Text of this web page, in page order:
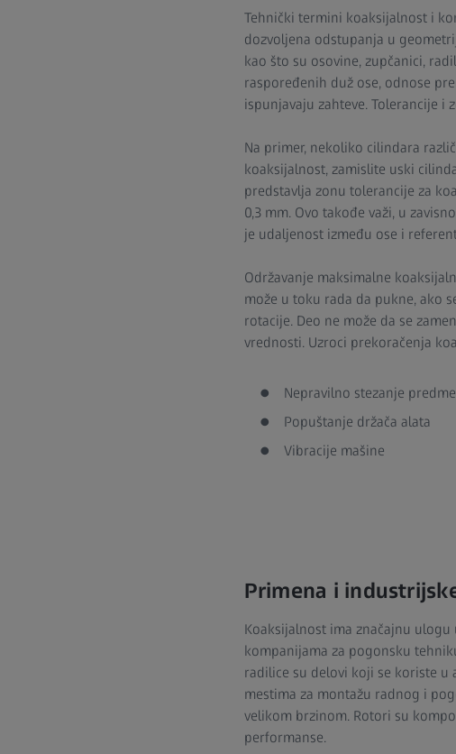
Tehnički termini koaksijalnost i
dozvoljena odstupanja u
kao što su osovine, zupčanici,
raspoređenih duž ose, odnose
ispunjavaju zahteve. Tolerancije i
Na primer, nekoliko cilindara
koaksijalnost, zamislite uski
predstavlja zonu tolerancije za
0,3 mm. Ovo takođe važi, u
je udaljenost između ose i
Održavanje maksimalne
može u toku rada da pukne, ako
rotacije. Deo ne može da se
vrednosti. Uzroci prekoračenja
Nepravilno stezanje
Popuštanje držača alata
Vibracije mašine
Primena i
Koaksijalnost ima značajnu
kompanijama za pogonsku
radilice su delovi koji se koriste
mestima za montažu radnog i
velikom brzinom. Rotori su
performanse.